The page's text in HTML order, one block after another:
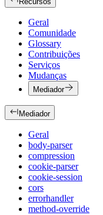
Geral
Comunidade
Glossary
Contribuições
Serviços
Mudanças
Mediador
Mediador
Geral
body-parser
compression
cookie-parser
cookie-session
cors
errorhandler
method-override